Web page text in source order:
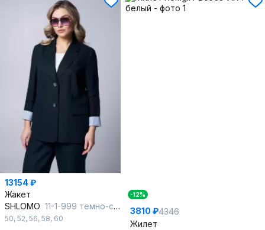
13154 ₽
Жакет
SHLOMO 11-1-999 темно-синий
50, 52, 56, 58, 60
-12%
3810 ₽4346
Жилет